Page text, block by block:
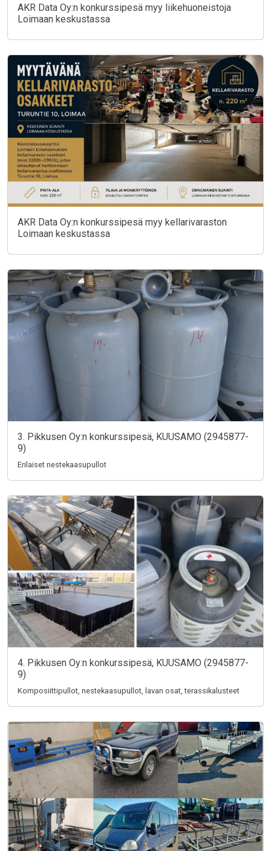
AKR Data Oy:n konkurssipesä myy liikehuoneistoja
Loimaan keskustassa
AKR Data Oy:n konkurssipesä myy kellarivaraston
Loimaan keskustassa
3. Pikkusen Oy:n konkurssipesä, KUUSAMO (2945877-
9)
Erilaiset nestekaasupullot
4. Pikkusen Oy:n konkurssipesä, KUUSAMO (2945877-
9)
Komposiittipullot, nestekaasupullot, lavan osat, terassikalusteet